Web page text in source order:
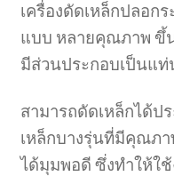
เครื่องดัดเหล็กปลอก
แบบ หลายคุณภาพ ขึ้
มีส่วนประกอบเป็นแ
สามารถดัดเหล็กได้ป
เหล็กบางรุ่นที่มีคุณภ
ได้มุมพอดี ซึ่งทำให้ใ